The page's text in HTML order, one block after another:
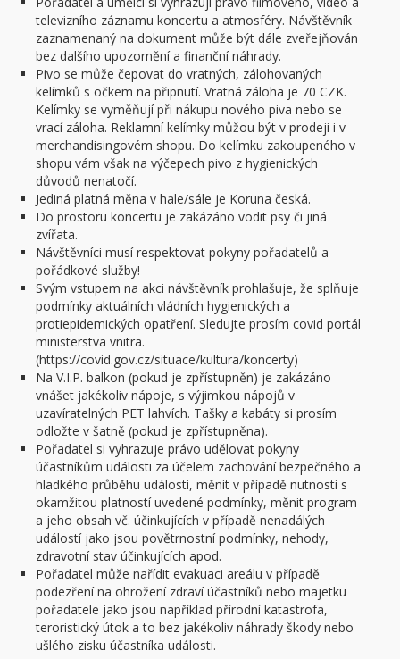
televizního záznamu koncertu a atmosféry. Návštěvník
zaznamenaný na dokument může být dále zveřejňován
bez dalšího upozornění a finanční náhrady.
Pivo se může čepovat do vratných, zálohovaných
kelímků s očkem na připnutí. Vratná záloha je 70 CZK.
Kelímky se vyměňují při nákupu nového piva nebo se
vrací záloha. Reklamní kelímky můžou být v prodeji i v
merchandisingovém shopu. Do kelímku zakoupeného v
shopu vám však na výčepech pivo z hygienických
důvodů nenatočí.
Jediná platná měna v hale/sále je Koruna česká.
Do prostoru koncertu je zakázáno vodit psy či jiná
zvířata.
Návštěvníci musí respektovat pokyny pořadatelů a
pořádkové služby!
Svým vstupem na akci návštěvník prohlašuje, že splňuje
podmínky aktuálních vládních hygienických a
protiepidemických opatření. Sledujte prosím covid portál
ministerstva vnitra.
(https://covid.gov.cz/situace/kultura/koncerty)
Na V.I.P. balkon (pokud je zpřístupněn) je zakázáno
vnášet jakékoliv nápoje, s výjimkou nápojů v
uzavíratelných PET lahvích. Tašky a kabáty si prosím
odložte v šatně (pokud je zpřístupněna).
Pořadatel si vyhrazuje právo udělovat pokyny
účastníkům události za účelem zachování bezpečného a
hladkého průběhu události, měnit v případě nutnosti s
okamžitou platností uvedené podmínky, měnit program
a jeho obsah vč. účinkujících v případě nenadálých
událostí jako jsou povětrnostní podmínky, nehody,
zdravotní stav účinkujících apod.
Pořadatel může nařídit evakuaci areálu v případě
podezření na ohrožení zdraví účastníků nebo majetku
pořadatele jako jsou například přírodní katastrofa,
teroristický útok a to bez jakékoliv náhrady škody nebo
ušlého zisku účastníka události.